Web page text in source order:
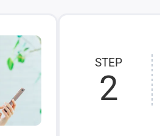
STEP
2